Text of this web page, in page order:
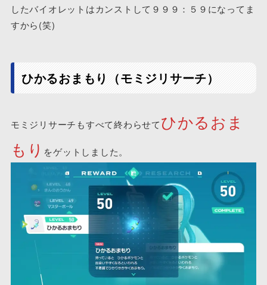
したバイオレットはカンストして９９９：５９になってま
すから(笑)
ひかるおまもり（モミジリサーチ）
モミジリサーチもすべて終わらせてひかるおま
もり をゲットしました。